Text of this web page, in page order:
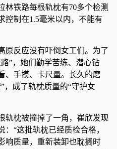
林铁路每根轨枕有70多个检测
控制在1.5毫米以内，不能有
原反应没有吓倒女工们。为了
”，她们勤学苦练、潜心钻
、手摸、卡尺量。长久的磨
，成了轨枕质量的“守护女
轨枕被撞掉了一角，崔欣发现
“这批轨枕已经质检合格，
响质量，重新装卸也耽搁时